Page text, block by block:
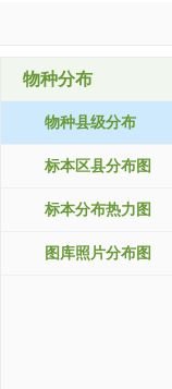
物种分布
物种县级分布
标本区县分布图
标本分布热力图
图库照片分布图